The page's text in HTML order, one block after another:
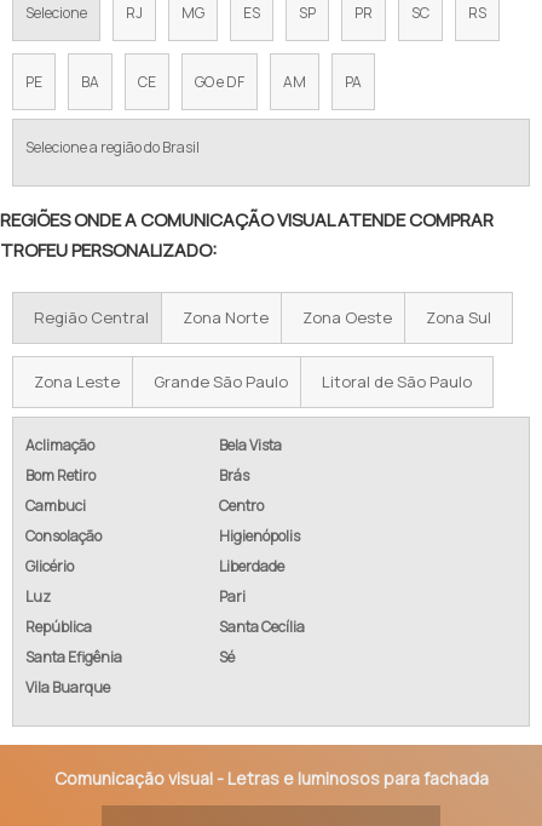
Selecione RJ MG ES SP PR SC RS
PE BA CE GO e DF AM PA
Selecione a região do Brasil
REGIÕES ONDE A COMUNICAÇÃO VISUAL ATENDE COMPRAR
TROFEU PERSONALIZADO:
Região Central Zona Norte Zona Oeste Zona Sul
Zona Leste Grande São Paulo Litoral de São Paulo
Aclimação
Bela Vista
Bom Retiro
Brás
Cambuci
Centro
Consolação
Higienópolis
Glicério
Liberdade
Luz
Pari
República
Santa Cecília
Santa Efigênia
Sé
Vila Buarque
Comunicação visual - Letras e luminosos para fachada